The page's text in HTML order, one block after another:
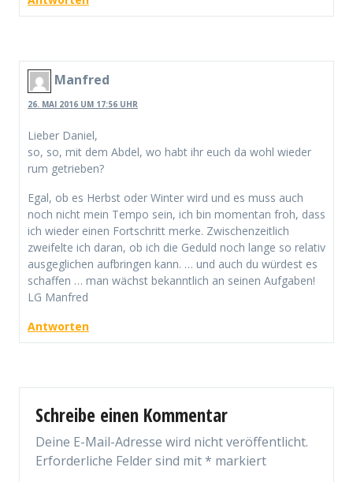
Manfred
26. MAI 2016 UM 17:56 UHR
Lieber Daniel,
so, so, mit dem Abdel, wo habt ihr euch da wohl wieder
rum getrieben?
Egal, ob es Herbst oder Winter wird und es muss auch
noch nicht mein Tempo sein, ich bin momentan froh, dass
ich wieder einen Fortschritt merke. Zwischenzeitlich
zweifelte ich daran, ob ich die Geduld noch lange so relativ
ausgeglichen aufbringen kann. … und auch du würdest es
schaffen … man wächst bekanntlich an seinen Aufgaben!
LG Manfred
Antworten
Schreibe einen Kommentar
Deine E-Mail-Adresse wird nicht veröffentlicht.
Erforderliche Felder sind mit* markiert